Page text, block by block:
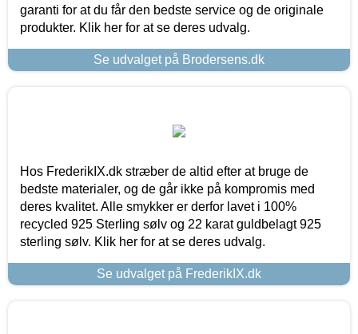
garanti for at du får den bedste service og de originale
produkter. Klik her for at se deres udvalg.
Se udvalget på Brodersens.dk
Hos FrederikIX.dk stræber de altid efter at bruge de
bedste materialer, og de går ikke på kompromis med
deres kvalitet. Alle smykker er derfor lavet i 100%
recycled 925 Sterling sølv og 22 karat guldbelagt 925
sterling sølv. Klik her for at se deres udvalg.
Se udvalget på FrederikIX.dk